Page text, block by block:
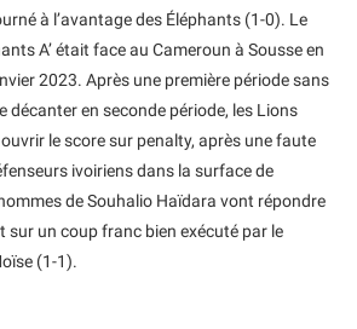
à l’avantage des Éléphants (1-0). Le
A’ était face au Cameroun à Sousse en
2023. Après une première période sans
décanter en seconde période, les Lions
le score sur penalty, après une faute
ivoiriens dans la surface de
de Souhalio Haïdara vont répondre
sur un coup franc bien exécuté par le
(1-1).